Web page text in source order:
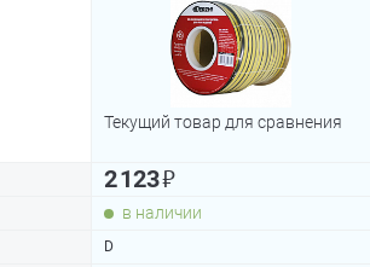
Текущий товар для сравнения
2 123₽
в наличии
D